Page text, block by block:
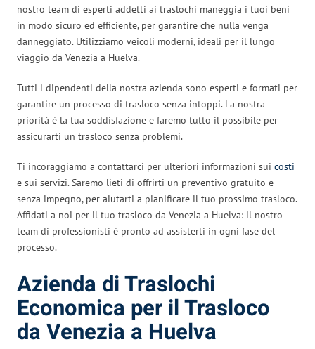
nostro team di esperti addetti ai traslochi maneggia i tuoi beni
in modo sicuro ed efficiente, per garantire che nulla venga
danneggiato. Utilizziamo veicoli moderni, ideali per il lungo
viaggio da Venezia a Huelva.
Tutti i dipendenti della nostra azienda sono esperti e formati per
garantire un processo di trasloco senza intoppi. La nostra
priorità è la tua soddisfazione e faremo tutto il possibile per
assicurarti un trasloco senza problemi.
Ti incoraggiamo a contattarci per ulteriori informazioni sui costi
e sui servizi. Saremo lieti di offrirti un preventivo gratuito e
senza impegno, per aiutarti a pianificare il tuo prossimo trasloco.
Affidati a noi per il tuo trasloco da Venezia a Huelva: il nostro
team di professionisti è pronto ad assisterti in ogni fase del
processo.
Azienda di Traslochi
Economica per il Trasloco
da Venezia a Huelva